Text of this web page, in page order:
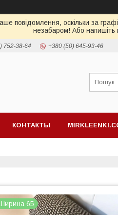
повідомлення, оскільки за
незабаром! Або
752-38-64 +380 (50) 645-93-46
КОНТАКТЫ
65